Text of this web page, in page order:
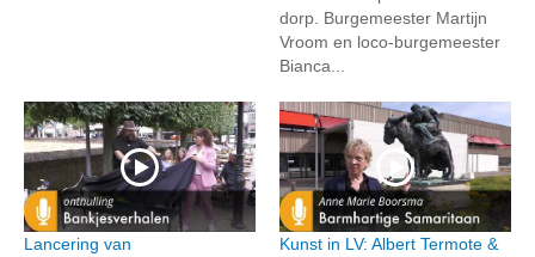
dorp. Burgemeester Martijn
Vroom en loco-burgemeester
Bianca...
Lancering van
Kunst in LV: Albert Termote &